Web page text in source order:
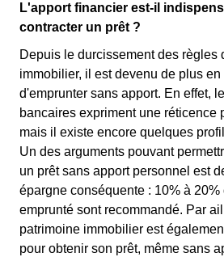
L'apport financier est-il
contracter un prêt ?
Depuis le durcissement des règles
immobilier, il est devenu de plus
d'emprunter sans apport. En effet,
bancaires expriment une réticence
mais il existe encore quelques
Un des arguments pouvant
un prêt sans apport personnel est
épargne conséquente : 10% à 20%
emprunté sont recommandé. Par
patrimoine immobilier est
pour obtenir son prêt, même sans